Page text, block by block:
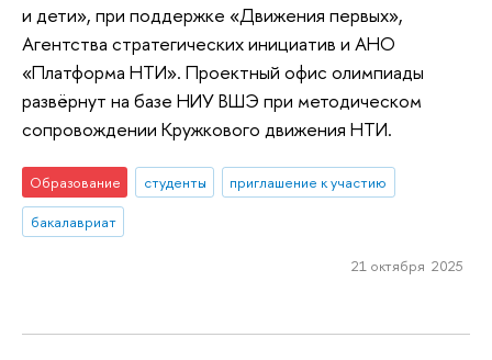
и дети», при поддержке «Движения первых»,
Агентства стратегических инициатив и АНО
«Платформа НТИ». Проектный офис олимпиады
развёрнут на базе НИУ ВШЭ при методическом
сопровождении Кружкового движения НТИ.
Образование студенты
приглашение к участию
бакалавриат
21 октября 2025